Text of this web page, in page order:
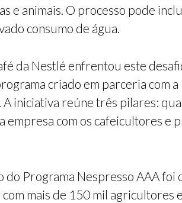
e animais. O processo pode
consumo de água.
da Nestlé enfrentou este
criado em parceria com
A iniciativa reúne três pilares:
empresa com os cafeicultores e
Programa Nespresso AAA foi
mais de 150 mil agricultores